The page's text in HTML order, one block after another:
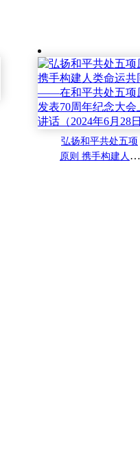
弘扬和平共处五项
原则 携手构建人类